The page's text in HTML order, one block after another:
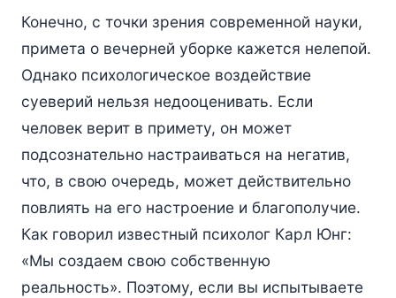
Конечно, с точки зрения современной науки,
примета о вечерней уборке кажется нелепой.
Однако психологическое воздействие
суеверий нельзя недооценивать. Если
человек верит в примету, он может
подсознательно настраиваться на негатив,
что, в свою очередь, может действительно
повлиять на его настроение и благополучие.
Как говорил известный психолог Карл Юнг:
«Мы создаем свою собственную
реальность». Поэтому, если вы испытываете